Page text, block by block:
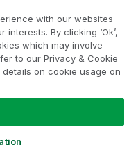
My Info
AB. Alle
with our websites
By clicking ‘Ok’,
which may involve
to our Privacy & Cookie
details on cookie usage on